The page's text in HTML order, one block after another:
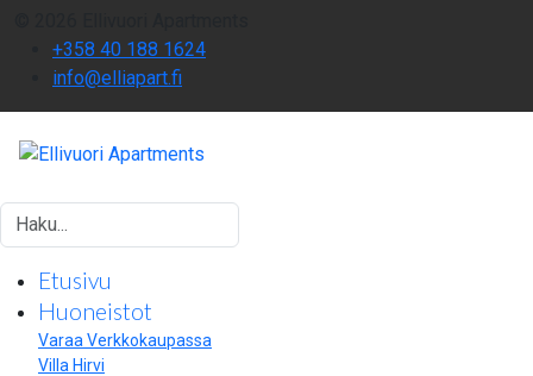
+358 40 188 1624
info@elliapart.fi
Etsi
Etusivu
Huoneistot
Varaa Verkkokaupassa
Villa Hirvi